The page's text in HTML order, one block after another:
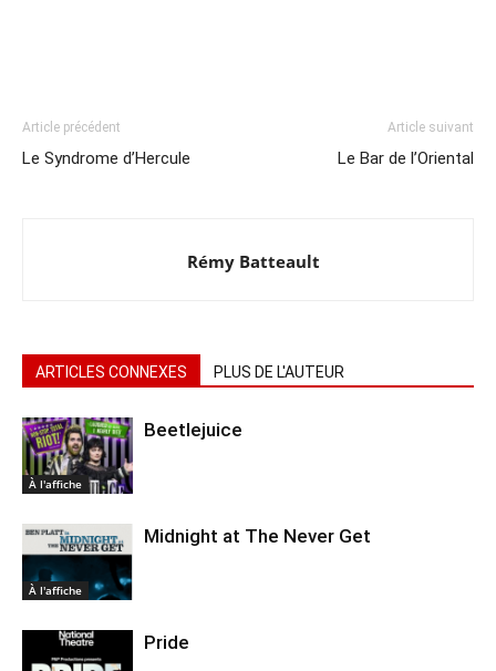
Article précédent
Le Syndrome d’Hercule
Article suivant
Le Bar de l’Oriental
Rémy Batteault
ARTICLES CONNEXES PLUS DE L'AUTEUR
À l'affiche
Beetlejuice
À l'affiche
Midnight at The Never Get
Pride